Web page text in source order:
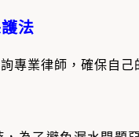
法
專業律師，確保自己